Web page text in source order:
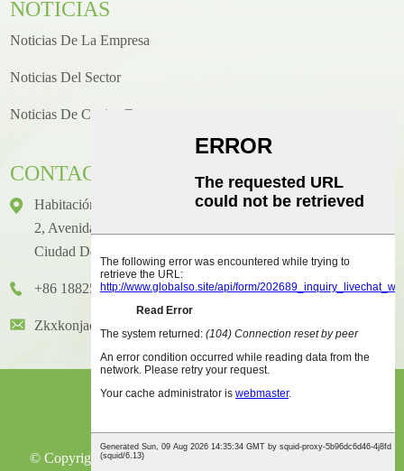
NOTICIAS
Noticias De La Empresa
Noticias Del Sector
Noticias De Cocina/recetas
CONTACTO
Habitación 1416, Piso 14, Edificio Internacional Junhao, N.°
2, Avenida Chenjiang Zhongkai, Distrito De Huicheng,
Ciudad De Huizhou
+86 18825458362
Zkxkonjac@hzzkx.com
© Copyright - 2021-2023: Todos Los Derechos Reservados.